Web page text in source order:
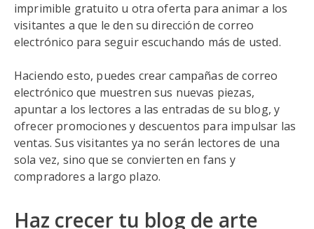
imprimible gratuito u otra oferta para animar a los
visitantes a que le den su dirección de correo
electrónico para seguir escuchando más de usted.
Haciendo esto, puedes crear campañas de correo
electrónico que muestren sus nuevas piezas,
apuntar a los lectores a las entradas de su blog, y
ofrecer promociones y descuentos para impulsar las
ventas. Sus visitantes ya no serán lectores de una
sola vez, sino que se convierten en fans y
compradores a largo plazo.
Haz crecer tu blog de arte